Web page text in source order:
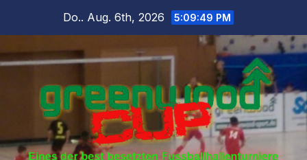
springen
Do.. Aug. 6th, 2026 5:09:50 PM